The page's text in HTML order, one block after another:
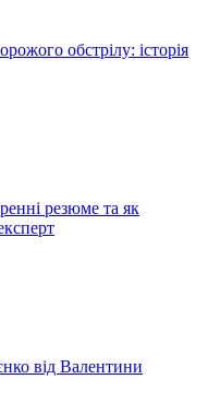
обстрілу: історія
резюме та як
від Валентини